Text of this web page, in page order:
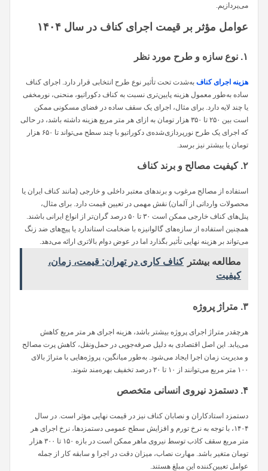
می‌پردازیم.
عوامل مؤثر بر قیمت اجرای کناف در سال ۱۴۰۴
۱. نوع سازه و طرح مورد نظر
هزینه اجرای کناف به‌شدت تحت تأثیر نوع طرح انتخابی قرار دارد. اجرای کناف
ساده به‌طور معمول هزینه پایین‌تری نسبت به کناف دکوراتیو، منحنی، نورمخفی
یا چند لایه دارد. برای مثال، اجرای یک سقف ساده در فضای مسکونی ممکن
است بین ۲۵۰ تا ۳۵۰ هزار تومان به ازای هر متر مربع هزینه داشته باشد، در حالی
که اجرای یک طرح نورپردازی‌شده‌ی دکوراتیو با چند سطح می‌تواند تا ۶۵۰ هزار
تومان یا بیشتر نیز برسد.
۲. کیفیت مصالح و برند کناف
استفاده از مصالح مرغوب و برندهای معتبر داخلی و خارجی (مانند کناف ایران یا
محصولات وارداتی از آلمان) نقش مهمی در تعیین قیمت دارد. برای مثال،
پنل‌های کناف خارجی ممکن است ۳۰ تا ۵۰ درصد گران‌تر از انواع ایرانی باشند.
همچنین استفاده از سازه‌های گالوانیزه با ضخامت استاندارد یا پیچ‌های ضد زنگ
می‌تواند بر هزینه نهایی تأثیر بگذارد اما در عوض دوام بالاتری ارائه می‌دهد.
مطالعه بیشتر
کناف کاری در تهران: قیمت، زمان،
کیفیت
۳. متراژ پروژه
هرچقدر متراژ اجرای پروژه بیشتر باشد، هزینه اجرای هر متر مربع کاهش
می‌یابد. این اصل اقتصادی به دلیل صرفه‌جویی در حمل‌ونقل، کاهش پرت مصالح
و مدیریت زمان اجرا ایجاد می‌شود. به‌طور میانگین، پروژه‌هایی با متراژ بالای
۱۰۰ متر مربع می‌توانند از ۱۰ تا ۲۰ درصد تخفیف بهره‌مند شوند.
۴. دستمزد نیروی انسانی متخصص
دستمزد استادکاران و نصابان کناف نیز در قیمت نهایی مؤثر است. در سال
۱۴۰۴، با توجه به نرخ تورم و افزایش سطح عمومی دستمزدها، نرخ اجرای هر
متر مربع سقف کاذب توسط نیروی ماهر ممکن است در بازه ۱۵۰ تا ۳۰۰ هزار
تومان متغیر باشد. مهارت نصاب، میزان دقت در اجرا و سابقه کار از جمله
عوامل تعیین‌کننده این مبلغ هستند.